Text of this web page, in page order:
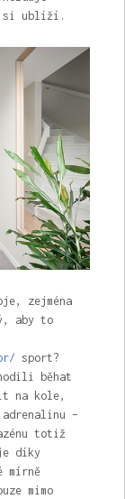
si ublíží.
zejména
aby to
sport?
běhat
na kole,
–
totiž
díky
mírně
mimo